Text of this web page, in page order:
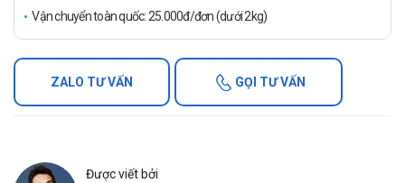
Vận chuyển toàn quốc: 25.000đ/đơn (dưới 2kg)
ZALO TƯ VẤN GỌI TƯ VẤN
Được viết bởi